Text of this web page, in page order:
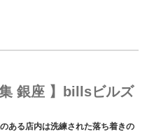
銀座 】billsビルズ
ある店内は洗練された落ち着きの